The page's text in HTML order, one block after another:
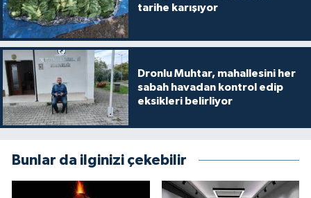
tarihe karışıyor
Dronlu Muhtar, mahallesini her
sabah havadan kontrol edip
eksikleri belirliyor
Bunlar da ilginizi çekebilir